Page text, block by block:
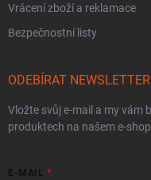
Vrácení zboží a reklamace
Bezpečnostní listy
ODEBÍRAT NEWSLETTER
Vložte svůj e-mail a my vám
produktech na našem e-
E-MAIL